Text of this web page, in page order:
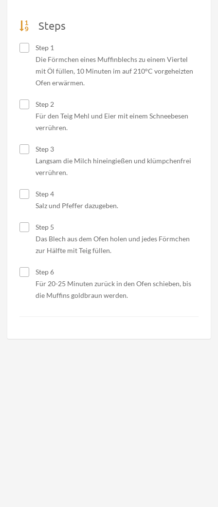
Steps
Step 1
Die Förmchen eines Muffinblechs zu einem Viertel
mit Öl füllen, 10 Minuten im auf 210°C vorgeheizten
Ofen erwärmen.
Step 2
Für den Teig Mehl und Eier mit einem Schneebesen
verrühren.
Step 3
Langsam die Milch hineingießen und klümpchenfrei
verrühren.
Step 4
Salz und Pfeffer dazugeben.
Step 5
Das Blech aus dem Ofen holen und jedes Förmchen
zur Hälfte mit Teig füllen.
Step 6
Für 20-25 Minuten zurück in den Ofen schieben, bis
die Muffins goldbraun werden.